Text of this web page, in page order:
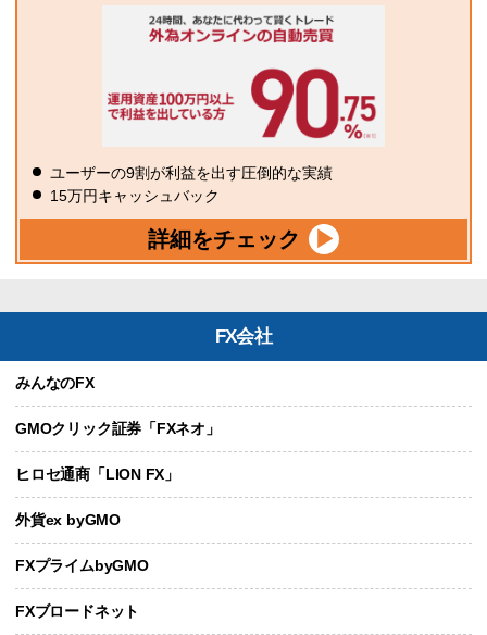
ユーザーの9割が利益を出す圧倒的な実績
15万円キャッシュバック
詳細をチェック
FX会社
みんなのFX
GMOクリック証券「FXネオ」
ヒロセ通商「LION FX」
外貨ex byGMO
FXプライムbyGMO
FXブロードネット